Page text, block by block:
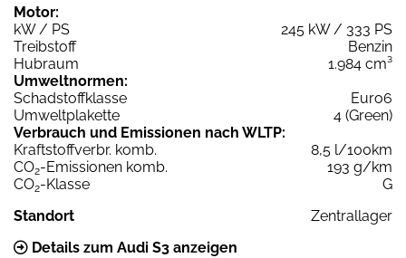
Motor:
kW / PS
245 kW / 333 PS
Treibstoff
Benzin
Hubraum
1.984 cm³
Umweltnormen:
Schadstoffklasse
Euro6
Umweltplakette
4 (Green)
Verbrauch und Emissionen nach WLTP:
Kraftstoffverbr. komb.
8,5 l/100km
CO2-Emissionen komb.
193 g/km
CO2-Klasse
G
Standort
Zentrallager
Details zum Audi S3 anzeigen